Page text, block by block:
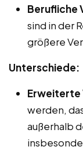
Berufliche
sind in der
größere
Unterschiede:
werden,
außerhalb